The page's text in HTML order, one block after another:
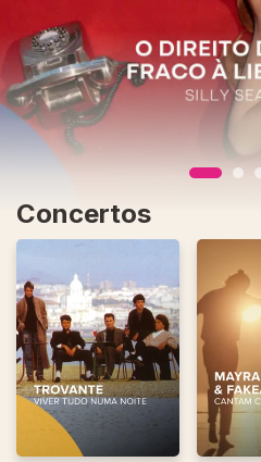
Concertos